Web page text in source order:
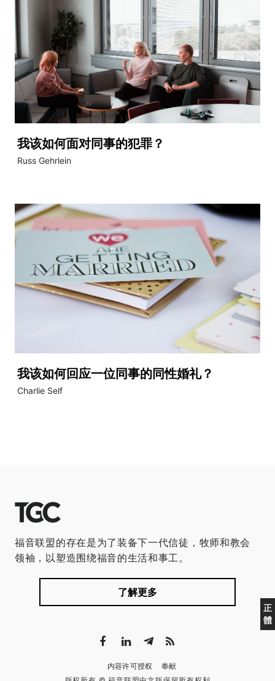
我该如何面对同事的犯罪？
Russ Gehrlein
我该如何回应一位同事的同性婚礼？
Charlie Self
正
體
福音联盟的存在是为了装备下一代信徒，牧师和教会
领袖，以塑造围绕福音的生活和事工。
了解更多
内容许可授权
奉献